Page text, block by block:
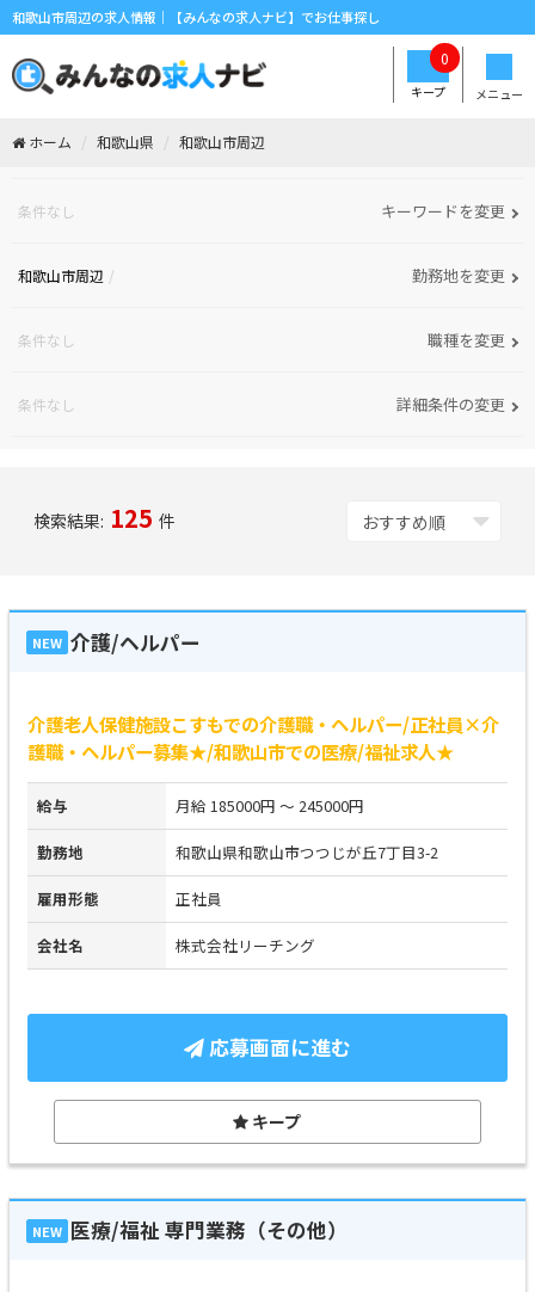
和歌山市周辺の求人情報｜【みんなの求人ナビ】でお仕事探し
メニュー
キープ
0
ホーム 和歌山県 和歌山市周辺
条件なし キーワードを変更
和歌山市周辺 勤務地を変更
条件なし 職種を変更
条件なし 詳細条件の変更
検索結果: 125 件
NEW 介護/ヘルパー
介護老人保健施設こすもでの介護職・ヘルパー/正社員×介
護職・ヘルパー募集★/和歌山市での医療/福祉求人★
給与 月給 185000円 ～ 245000円
勤務地 和歌山県和歌山市つつじが丘7丁目3-2
雇用形態 正社員
会社名 株式会社リーチング
応募画面に進む
キープ
NEW 医療/福祉 専門業務（その他）